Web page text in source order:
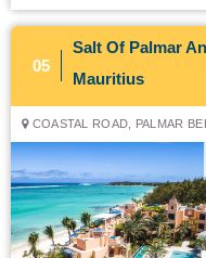
05
Salt Of Palmar
Mauritius
COASTAL ROAD, PALMAR